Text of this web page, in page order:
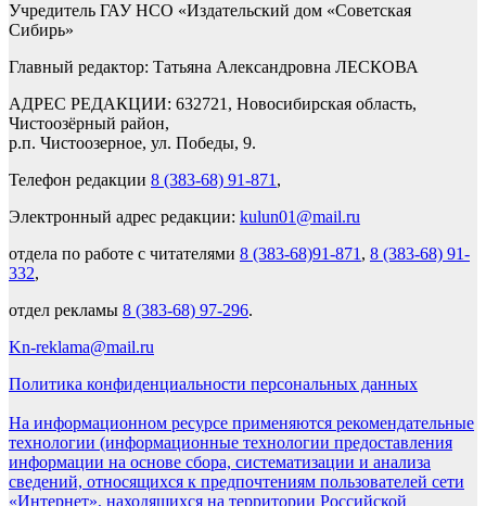
Учредитель ГАУ НСО «Издательский дом «Советская
Сибирь»
Главный редактор: Татьяна Александровна ЛЕСКОВА
АДРЕС РЕДАКЦИИ: 632721, Новосибирская область,
Чистоозёрный район,
р.п. Чистоозерное, ул. Победы, 9.
Телефон редакции 8 (383-68) 91-871 ,
Электронный адрес редакции: kulun01@mail.ru
отдела по работе с читателями 8 (383-68)91-871 , 8 (383-68) 91-
332,
отдел рекламы 8 (383-68) 97-296.
Kn-reklama@mail.ru
Политика конфиденциальности персональных данных
На информационном ресурсе применяются рекомендательные
технологии (информационные технологии предоставления
информации на основе сбора, систематизации и анализа
сведений, относящихся к предпочтениям пользователей сети
«Интернет», находящихся на территории Российской